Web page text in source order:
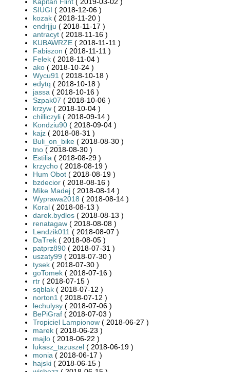
SIUGI ( 2018-12-06 )
kozak ( 2018-11-20 )
endrjjju ( 2018-11-17 )
antracyt ( 2018-11-16 )
KUBAWRZE ( 2018-11-11 )
Fabiszon ( 2018-11-11 )
Felek ( 2018-11-04 )
ako ( 2018-10-24 )
Wycu91 ( 2018-10-18 )
edytq ( 2018-10-18 )
jassa ( 2018-10-16 )
Szpak07 ( 2018-10-06 )
krzyw ( 2018-10-04 )
chilliczyli ( 2018-09-14 )
Kondziu90 ( 2018-09-04 )
kajz ( 2018-08-31 )
Buli_on_bike ( 2018-08-30 )
tno ( 2018-08-30 )
Estilia ( 2018-08-29 )
krzycho ( 2018-08-19 )
Hum Obot ( 2018-08-19 )
bzdecior ( 2018-08-16 )
Mike Madej ( 2018-08-14 )
Wyprawa2018 ( 2018-08-14 )
Koral ( 2018-08-13 )
darek.bydlos ( 2018-08-13 )
renatagaw ( 2018-08-08 )
Lendzik011 ( 2018-08-07 )
DaTrek ( 2018-08-05 )
patprz890 ( 2018-07-31 )
uszaty99 ( 2018-07-30 )
tysek ( 2018-07-30 )
goTomek ( 2018-07-16 )
rtr ( 2018-07-15 )
sqblak ( 2018-07-12 )
norton1 ( 2018-07-12 )
lechulysy ( 2018-07-06 )
BePiGraf ( 2018-07-03 )
Tropiciel Lampionow ( 2018-06-27 )
marek ( 2018-06-23 )
majlo ( 2018-06-22 )
lukasz_tazuszel ( 2018-06-19 )
monia ( 2018-06-17 )
hajski ( 2018-06-15 )